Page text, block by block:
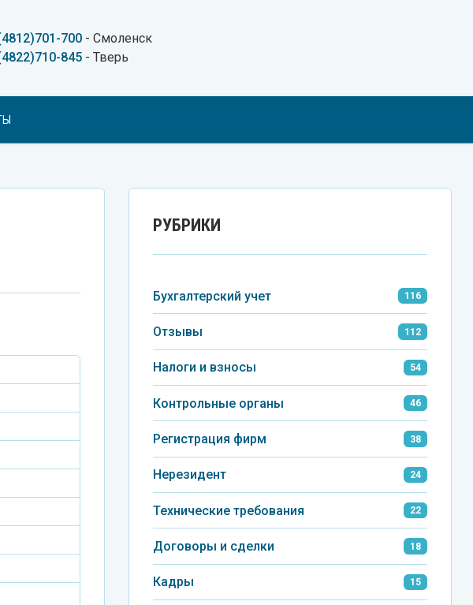
700 - Смоленск
845 - Тверь
РУБРИКИ
Бухгалтерский учет 116
Отзывы 112
Налоги и взносы 54
Контрольные органы 46
Регистрация фирм 38
Нерезидент 24
Технические требования 22
Договоры и сделки 18
Кадры 15